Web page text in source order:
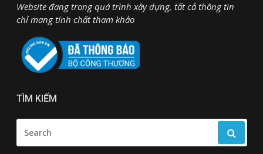
Website đang trong quá trình xây dựng, tất cả thông tin
chỉ mang tính chất tham khảo
TÌM KIẾM
FOR: